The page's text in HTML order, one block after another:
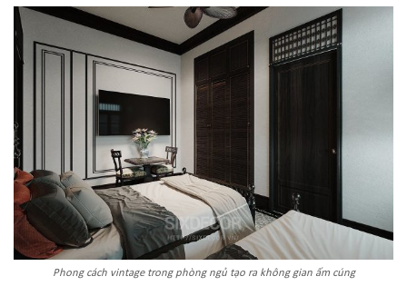
Phong cách vintage trong phòng ngủ tạo ra không gian ấm cúng